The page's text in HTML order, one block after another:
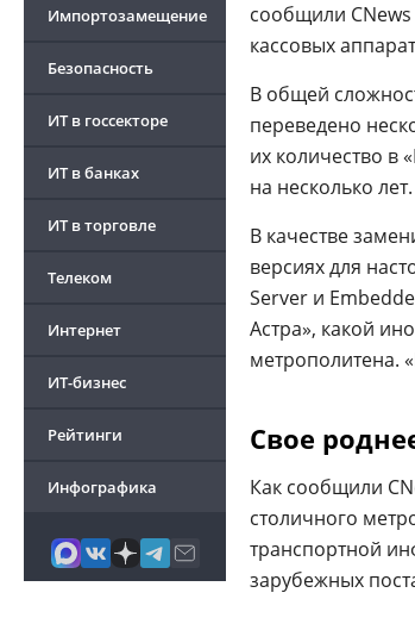
Импортозамещение
Безопасность
ИТ в госсекторе
ИТ в банках
ИТ в торговле
Телеком
Интернет
ИТ-бизнес
Рейтинги
Инфографика
сообщили CNews
кассовых
В общей
переведено
их количество в
на несколько лет.
В качестве
версиях для
Server и
Астра», какой
метрополитена.
Свое
Как сообщили
столичного
транспортной
зарубежных